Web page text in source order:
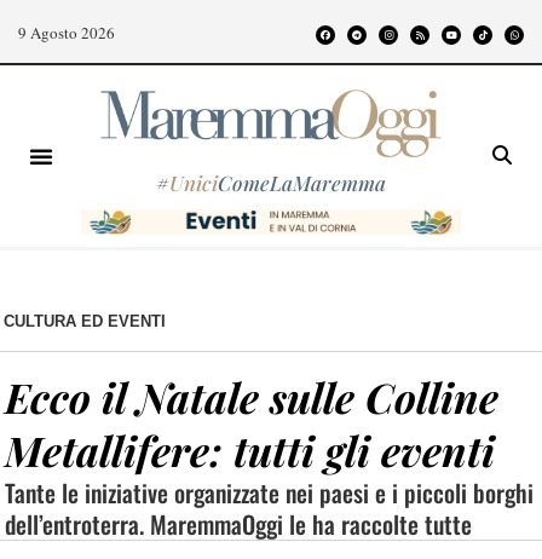
9 Agosto 2026
#UniciComeLaMaremma
CULTURA ED EVENTI
Ecco il Natale sulle Colline
Metallifere: tutti gli eventi
Tante le iniziative organizzate nei paesi e i piccoli borghi
dell’entroterra. MaremmaOggi le ha raccolte tutte